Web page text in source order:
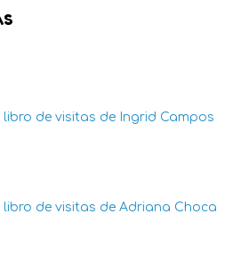
libro de visitas de Ingrid Campos
libro de visitas de Adriana Choca